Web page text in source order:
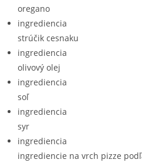
oregano
ingrediencia
strúčik cesnaku
ingrediencia
olivový olej
ingrediencia
soľ
ingrediencia
syr
ingrediencia
ingrediencie na vrch pizze